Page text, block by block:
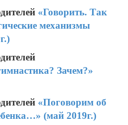
«Говорить. Так
механизмы
Зачем?»
«Поговорим об
(май 2019г.)